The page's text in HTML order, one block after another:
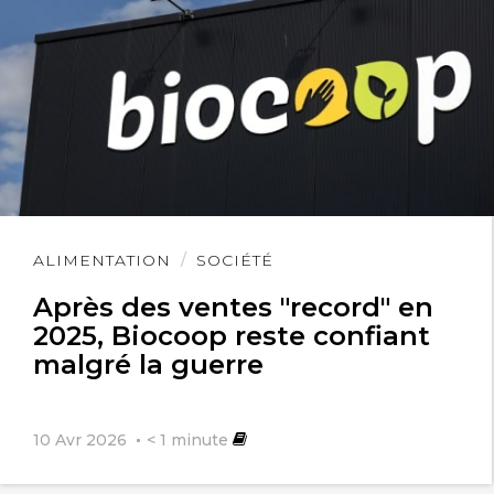
ALIMENTATION SOCIÉTÉ
Après des ventes "record" en
2025, Biocoop reste confiant
malgré la guerre
10 Avr 2026 < 1 minute
Lire